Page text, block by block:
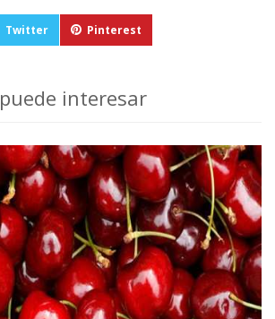
Twitter Pinterest
interesar